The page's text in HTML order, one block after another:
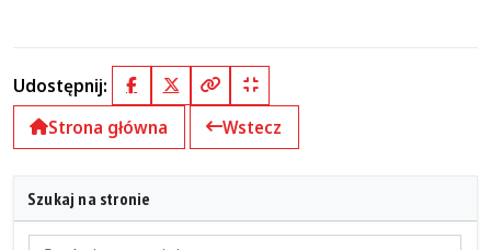
Udostępnij: FacebookX (Twitter)
Kopiuj pełny link
Kopiuj krótki link
Strona główna
Wstecz
Szukaj na stronie